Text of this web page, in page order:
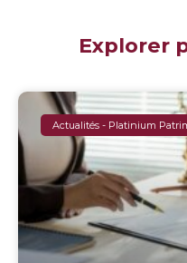
Explorer
Actualités - Platinium